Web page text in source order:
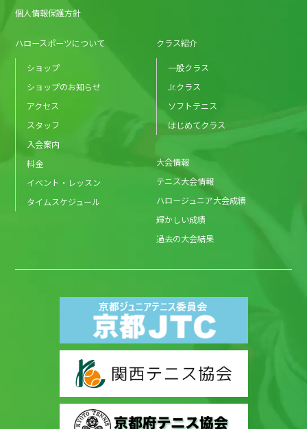
個人情報保護方針
ハロースポーツについて
ショップ
ショップのお知らせ
アクセス
スタッフ
入会案内
料金
イベント・レッスン
タイムスケジュール
クラス紹介
一般クラス
Jr.クラス
ソフトテニス
はじめてクラス
大会情報
テニス大会情報
ハロージュニア大会成績
輝かしい成績
過去の大会結果